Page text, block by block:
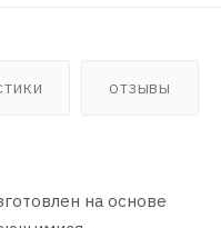
ОТЗЫВЫ
на основе